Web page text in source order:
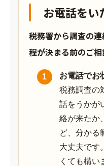
お電話をい
税務署から調査の
程が決まる前のご相
お電話でお
税務調査の
話をうかが
絡が来たか
ど、分かる
大丈夫です
くても構い